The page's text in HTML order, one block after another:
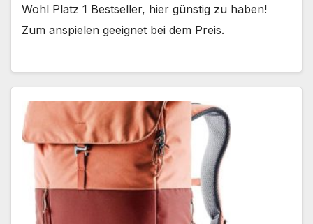
Wohl Platz 1 Bestseller, hier günstig zu haben!
Zum anspielen geeignet bei dem Preis.